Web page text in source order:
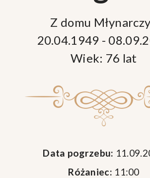
Z domu
20.04.1949 -
Wiek: 76 lat
Data pogrzebu:
Różaniec: 11:00